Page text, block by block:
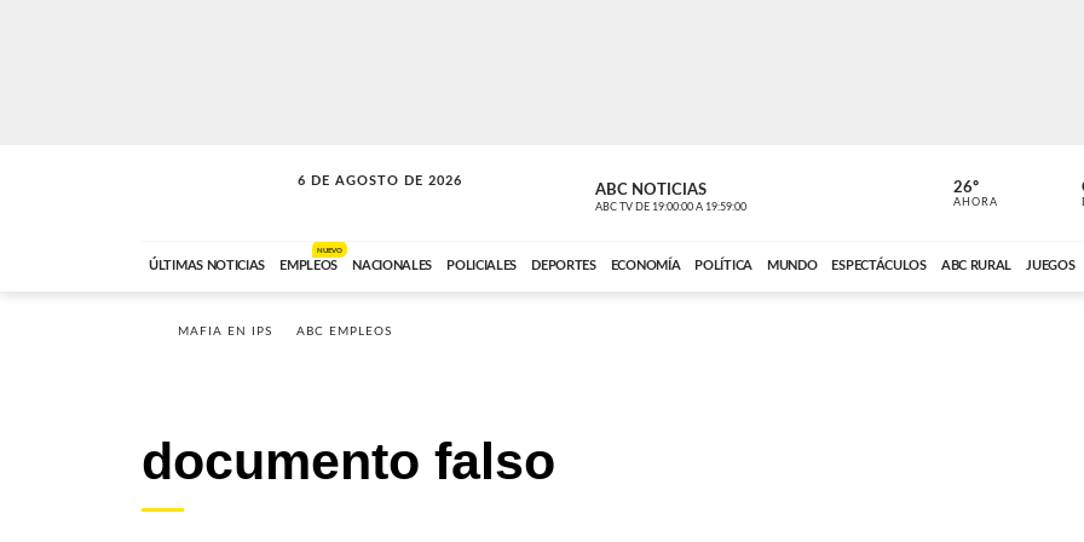
6 DE AGOSTO DE 2026
SOLO MÚSICA ABC NOTICIAS
ABC TV DE 19:00:00 A 19:59:00
CARDINAL
ABC CARDINAL
26º
AHORA
ÚLTIMAS NOTICIAS EMPLEOS
NUEVO
NACIONALES POLICIALES DEPORTES ECONOMÍA POLÍTICA MUNDO ESPECTÁCULOS ABC RURAL JUEGOS
MAFIA EN IPS ABC EMPLEOS
documento falso